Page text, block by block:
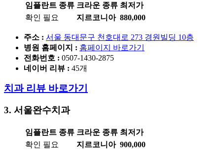
임플란트 종류 크라운 종류 최저가
확인 필요
지르코니아 880,000
주소 : 서울 동대문구 천호대로 273 경원빌딩 10층
병원 홈페이지 : 홈페이지 바로가기
전화번호 : 0507-1430-2875
네이버 리뷰 : 45개
치과 리뷰 바로가기
3. 서울완수치과
임플란트 종류 크라운 종류 최저가
확인 필요
지르코니아 900,000